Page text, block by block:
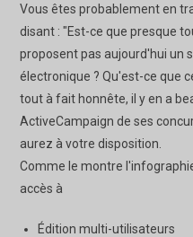
Vous êtes probablement en
disant : "Est-ce que presque
proposent pas aujourd'hui un
électronique ? Qu'est-ce que
tout à fait honnête, il y en a
ActiveCampaign de ses
aurez à votre disposition.
Comme le montre
accès à
Édition multi-utilisateurs